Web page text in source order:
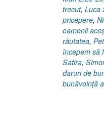
trecut, Luca
pricepere,
oamenii
răutatea,
începem să
Safira,
daruri de
bunăvoinţă